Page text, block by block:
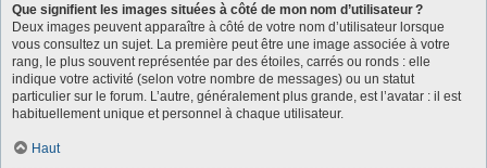
Que signifient les images situées à côté de mon nom d’utilisateur ?
Deux images peuvent apparaître à côté de votre nom d’utilisateur lorsque
vous consultez un sujet. La première peut être une image associée à votre
rang, le plus souvent représentée par des étoiles, carrés ou ronds : elle
indique votre activité (selon votre nombre de messages) ou un statut
particulier sur le forum. L’autre, généralement plus grande, est l’avatar : il est
habituellement unique et personnel à chaque utilisateur.
Haut